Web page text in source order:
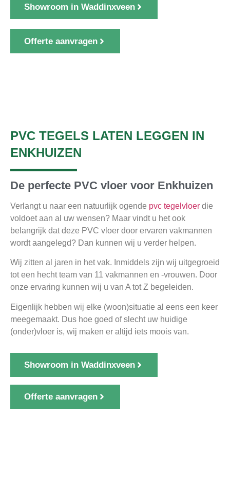
Showroom in Waddinxveen
Offerte aanvragen
PVC TEGELS LATEN LEGGEN IN
ENKHUIZEN
De perfecte PVC vloer voor Enkhuizen
Verlangt u naar een natuurlijk ogende pvc tegelvloer die
voldoet aan al uw wensen? Maar vindt u het ook
belangrijk dat deze PVC vloer door ervaren vakmannen
wordt aangelegd? Dan kunnen wij u verder helpen.
Wij zitten al jaren in het vak. Inmiddels zijn wij uitgegroeid
tot een hecht team van 11 vakmannen en -vrouwen. Door
onze ervaring kunnen wij u van A tot Z begeleiden.
Eigenlijk hebben wij elke (woon)situatie al eens een keer
meegemaakt. Dus hoe goed of slecht uw huidige
(onder)vloer is, wij maken er altijd iets moois van.
Showroom in Waddinxveen
Offerte aanvragen